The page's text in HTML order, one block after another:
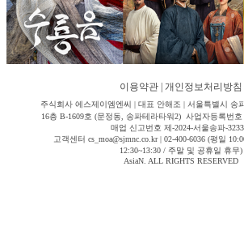
이용약관 개인정보처리방침
주식회사 에스제이엠엔씨 | 대표 안해조 | 서울특별시 송
16층 B-1609호 (문정동, 송파테라타워2) 사업자등록번호
매업 신고번호 제-2024-서울송파-
고객센터 cs_moa@sjmnc.co.kr | 02-400-6036 (평일
12:30~13:30 / 주말 및 공휴일 휴무)
AsiaN. ALL RIGHTS RESERVED